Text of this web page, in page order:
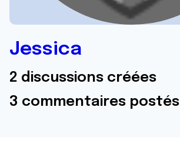
Jessica
2 discussions créées
3 commentaires postés